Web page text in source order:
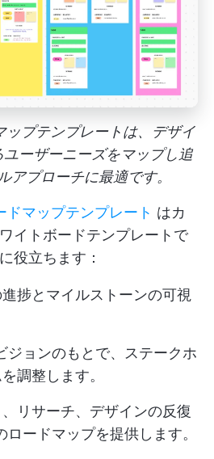
プテンプレートは、デザイ
ユーザーニーズをマップし追
アプローチに最適です。
マップテンプレート はカ
イトボードテンプレートで
役立ちます：
捗とマイルストーンの可視
ジョンのもとで、ステークホ
調整します。
リサーチ、デザインの反復
ロードマップを提供します。